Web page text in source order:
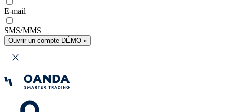
E-mail
SMS/MMS
Ouvrir un compte DÉMO »